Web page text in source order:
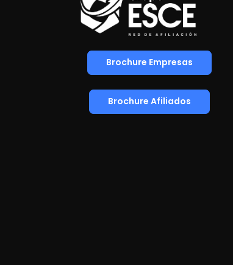
Brochure Empresas
Brochure Afiliados